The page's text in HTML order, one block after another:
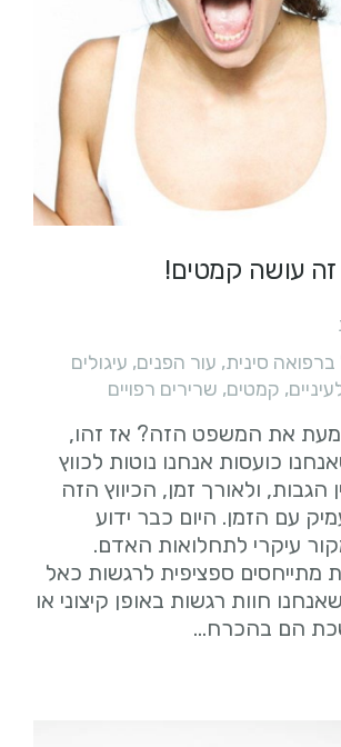
עושה קמטים!
ברפואה סינית, עור הפנים, עיגולים
, קמטים, שרירים רפויים
את המשפט הזה? אז זהו,
כועסות אנחנו נוטות לכווץ
הגבות, ולאורך זמן, הכיווץ הזה
עם הזמן. היום כבר ידוע
עיקרי לתחלואות האדם.
מתייחסים ספציפית לרגשות כאל
חוות רגשות באופן קיצוני או
הם בהכרח…